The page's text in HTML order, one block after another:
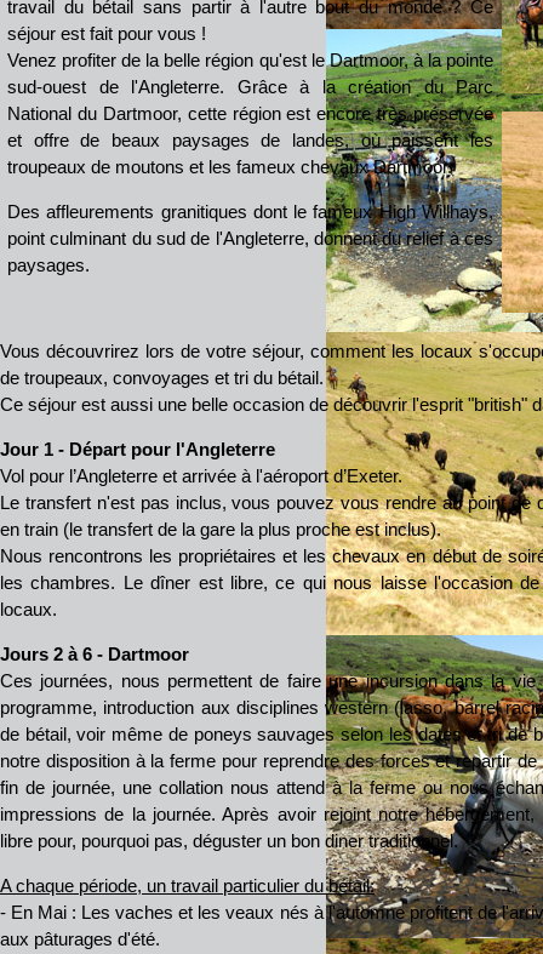
travail du bétail sans partir à l'autre bout du monde ? Ce
séjour est fait pour vous !
Venez profiter de la belle région qu'est le Dartmoor, à la pointe
sud-ouest de l'Angleterre. Grâce à la création du Parc
National du Dartmoor, cette région est encore très préservée
et offre de beaux paysages de landes, où paissent les
troupeaux de moutons et les fameux chevaux Dartmoor.
Des affleurements granitiques dont le fameux High Willhays,
point culminant du sud de l'Angleterre, donnent du relief à ces
paysages.
Vous découvrirez lors de votre séjour, comment les locaux
de troupeaux, convoyages et tri du bétail.
Ce séjour est aussi une belle occasion de découvrir l'esprit "british"
Jour 1 - Départ pour l'Angleterre
Vol pour l’Angleterre et arrivée à l'aéroport d’Exeter.
Le transfert n'est pas inclus, vous pouvez vous rendre au point de
en train (le transfert de la gare la plus proche est inclus).
Nous rencontrons les propriétaires et les chevaux en début de
les chambres. Le dîner est libre, ce qui nous laisse l'occasion
locaux.
Jours 2 à 6 - Dartmoor
Ces journées, nous permettent de faire une incursion dans la vie
programme, introduction aux disciplines western (lasso, barrel
de bétail, voir même de poneys sauvages selon les dates et tri de
notre disposition à la ferme pour reprendre des forces et repartir de
fin de journée, une collation nous attend à la ferme ou nous
impressions de la journée. Après avoir rejoint notre
libre pour, pourquoi pas, déguster un bon diner traditionnel.
A chaque période, un travail particulier du bétail:
- En Mai : Les vaches et les veaux nés à l'automne profitent de
aux pâturages d'été.